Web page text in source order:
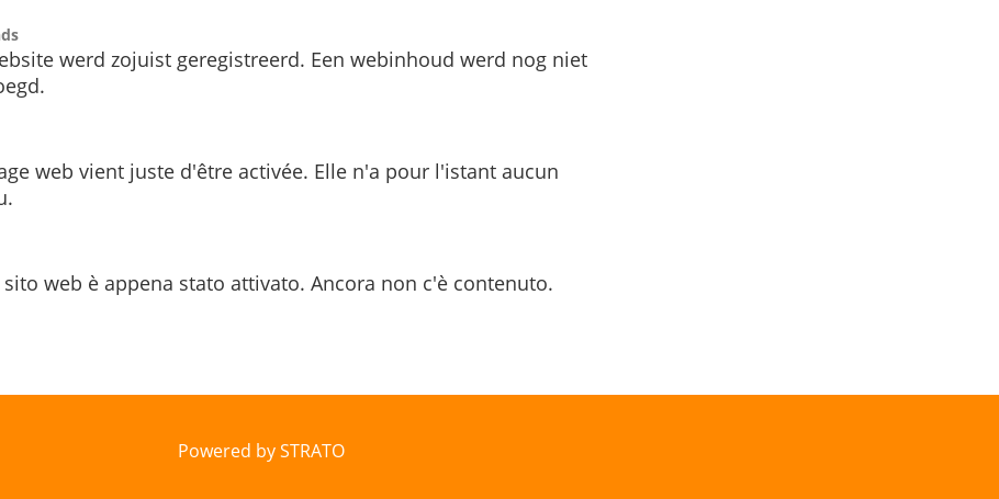
werd zojuist geregistreerd. Een webinhoud werd nog niet
web vient juste d'être activée. Elle n'a pour l'istant aucun
sito web è appena stato attivato. Ancora non c'è contenuto.
Powered by STRATO